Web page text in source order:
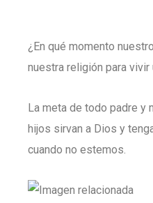
¿En qué momento
nuestra religión para vivir
La meta de todo padre y
hijos sirvan a Dios y
cuando no estemos.